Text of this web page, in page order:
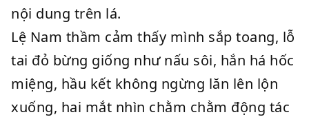
nội dung trên lá.
Lệ Nam thầm cảm thấy mình sắp toang, lỗ
tai đỏ bừng giống như nấu sôi, hắn há hốc
miệng, hầu kết không ngừng lăn lên lộn
xuống, hai mắt nhìn chằm chằm động tác